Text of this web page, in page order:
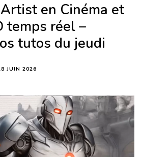
en Cinéma et
temps réel –
tutos du jeudi
JUIN 2026